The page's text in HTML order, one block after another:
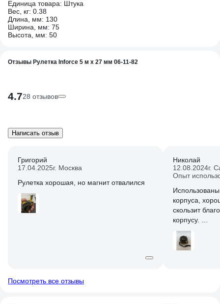
Единица товара: Штука
Вес, кг: 0.38
Длина, мм: 130
Ширина, мм: 75
Высота, мм: 50
Отзывы Рулетка Inforce 5 м x 27 мм 06-11-82
4.728 отзывов
Написать отзыв
Григорий
17.04.2025г. Москва
Рулетка хорошая, но магнит отвалился
Николай
12.08.2024г.
Опыт
Использованы
корпуса,
скользит
корпусу.
Есть нижний
фиксируется
Посмотреть все отзывы